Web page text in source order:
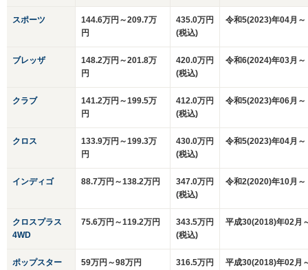
スポーツ
144.6万円～209.7万
円
435.0万円
(税込)
令和5(2023)年04月～
ブレッザ
148.2万円～201.8万
円
420.0万円
(税込)
令和6(2024)年03月～
クラブ
141.2万円～199.5万
円
412.0万円
(税込)
令和5(2023)年06月～
クロス
133.9万円～199.3万
円
430.0万円
(税込)
令和5(2023)年04月～
インディゴ 88.7万円～138.2万円
347.0万円
(税込)
令和2(2020)年10月～
クロスプラス
4WD
75.6万円～119.2万円
343.5万円
(税込)
平成30(2018)年02月
ポップスター
59万円～98万円
316.5万円
平成30(2018)年02月